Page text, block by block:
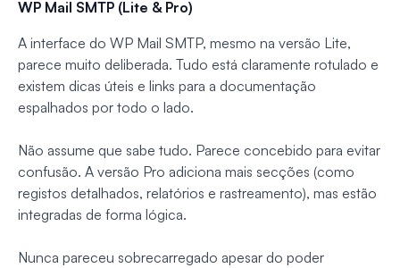
WP Mail SMTP (Lite & Pro)
A interface do WP Mail SMTP, mesmo na versão Lite,
parece muito deliberada. Tudo está claramente rotulado e
existem dicas úteis e links para a documentação
espalhados por todo o lado.
Não assume que sabe tudo. Parece concebido para evitar
confusão. A versão Pro adiciona mais secções (como
registos detalhados, relatórios e rastreamento), mas estão
integradas de forma lógica.
Nunca pareceu sobrecarregado apesar do poder